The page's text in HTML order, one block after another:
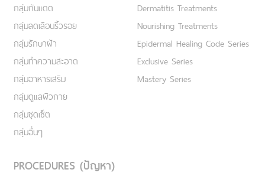
กลุ่มกันแดด
กลุ่มลดเลือนริ้วรอย
กลุ่มรักษาฝ้า
กลุ่มทำความสะอาด
กลุ่มอาหารเสริม
กลุ่มดูแลผิวกาย
กลุ่มชุดเซ็ต
กลุ่มอื่นๆ
Dermatitis Treatments
Nourishing Treatments
Epidermal Healing Code Series
Exclusive Series
Mastery Series
PROCEDURES (ปัญหา)